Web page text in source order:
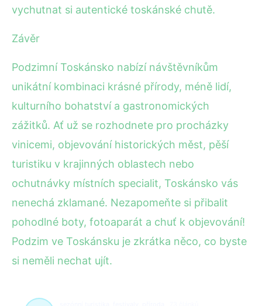
vychutnat si autentické toskánské chutě.
Závěr
Podzimní Toskánsko nabízí návštěvníkům
unikátní kombinaci krásné přírody, méně lidí,
kulturního bohatství a gastronomických
zážitků. Ať už se rozhodnete pro procházky
vinicemi, objevování historických měst, pěší
turistiku v krajinných oblastech nebo
ochutnávky místních specialit, Toskánsko vás
nenechá zklamané. Nezapomeňte si přibalit
pohodlné boty, fotoaparát a chuť k objevování!
Podzim ve Toskánsku je zkrátka něco, co byste
si neměli nechat ujít.